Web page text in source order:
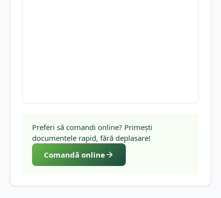
Preferi să comandi online? Primești
documentele rapid, fără deplasare!
Comandă online